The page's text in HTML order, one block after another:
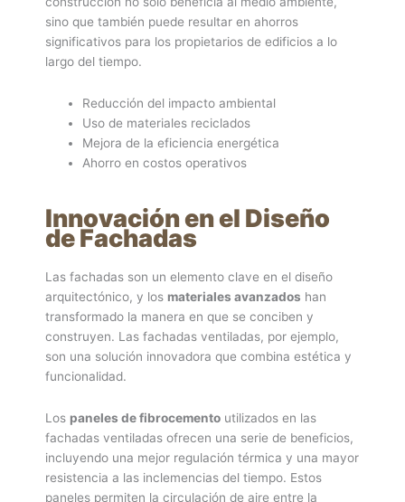
sino que también puede resultar en ahorros
significativos para los propietarios de edificios a lo
largo del tiempo.
Reducción del impacto ambiental
Uso de materiales reciclados
Mejora de la eficiencia energética
Ahorro en costos operativos
Innovación en el Diseño
de Fachadas
Las fachadas son un elemento clave en el diseño
arquitectónico, y los materiales avanzados han
transformado la manera en que se conciben y
construyen. Las fachadas ventiladas, por ejemplo,
son una solución innovadora que combina estética y
funcionalidad.
Los paneles de fibrocemento utilizados en las
fachadas ventiladas ofrecen una serie de beneficios,
incluyendo una mejor regulación térmica y una mayor
resistencia a las inclemencias del tiempo. Estos
paneles permiten la circulación de aire entre la